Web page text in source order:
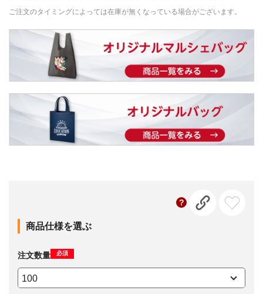
ご注文のタイミングによっては在庫が無くなっている場合がございます。
商品仕様を選ぶ
注文数量 必須